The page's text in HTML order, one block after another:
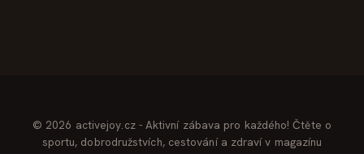
© 2026 activejoy.cz - Aktivní zábava pro každého! Čtěte o
sportu, dobrodružstvích, cestování a zdraví v magazínu